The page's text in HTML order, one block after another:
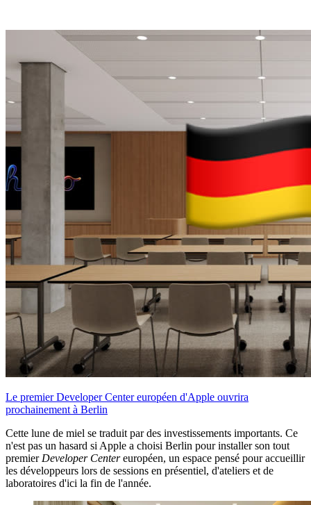
Le premier Developer Center européen d'Apple ouvrira
prochainement à Berlin
Cette lune de miel se traduit par des investissements importants. Ce
n'est pas un hasard si Apple a choisi Berlin pour installer son tout
premier Developer Centereuropéen, un espace pensé pour accueillir
les développeurs lors de sessions en présentiel, d'ateliers et de
laboratoires d'ici la fin de l'année.